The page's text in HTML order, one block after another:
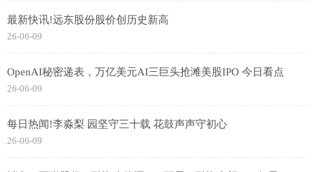
最新快讯!远东股份股价创历史新高
26-06-09
OpenAI秘密递表，万亿美元AI三巨头抢滩美股IPO 今日看点
26-06-09
每日热闻!李淼梨 园坚守三十载 花鼓声声守初心
26-06-09